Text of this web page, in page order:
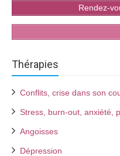
Rendez-
Thérapies
Conflits, crise dans son
Stress, burn-out, anxiété,
Angoisses
Dépression